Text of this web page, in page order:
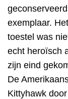
geconserveerd
exemplaar. Het
toestel was
echt heroïsch
zijn eind
De
Kittyhawk